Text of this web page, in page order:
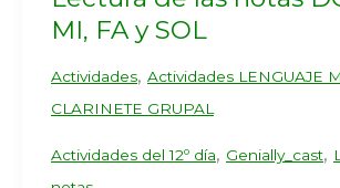
MI, FA y SOL
Actividades, Actividades LENGUAJE
CLARINETE GRUPAL
Actividades del 12º día, Genially_cast,